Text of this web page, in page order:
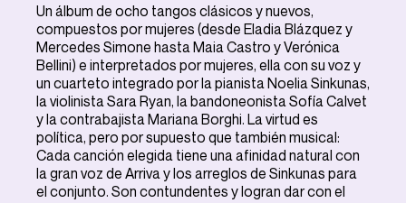
Un álbum de ocho tangos clásicos y nuevos,
compuestos por mujeres (desde Eladia Blázquez y
Mercedes Simone hasta Maia Castro y Verónica
Bellini) e interpretados por mujeres, ella con su voz y
un cuarteto integrado por la pianista Noelia Sinkunas,
la violinista Sara Ryan, la bandoneonista Sofía Calvet
y la contrabajista Mariana Borghi. La virtud es
política, pero por supuesto que también musical:
Cada canción elegida tiene una afinidad natural con
la gran voz de Arriva y los arreglos de Sinkunas para
el conjunto. Son contundentes y logran dar con el